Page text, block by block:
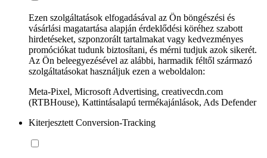
Ezen szolgáltatások elfogadásával az Ön böngészési és
vásárlási magatartása alapján érdeklődési köréhez szabott
hirdetéseket, szponzorált tartalmakat vagy kedvezményes
promóciókat tudunk biztosítani, és mérni tudjuk azok sikerét.
Az Ön beleegyezésével az alábbi, harmadik féltől származó
szolgáltatásokat használjuk ezen a weboldalon:
Meta-Pixel, Microsoft Advertising, creativecdn.com
(RTBHouse), Kattintásalapú termékajánlások, Ads Defender
Kiterjesztett Conversion-Tracking